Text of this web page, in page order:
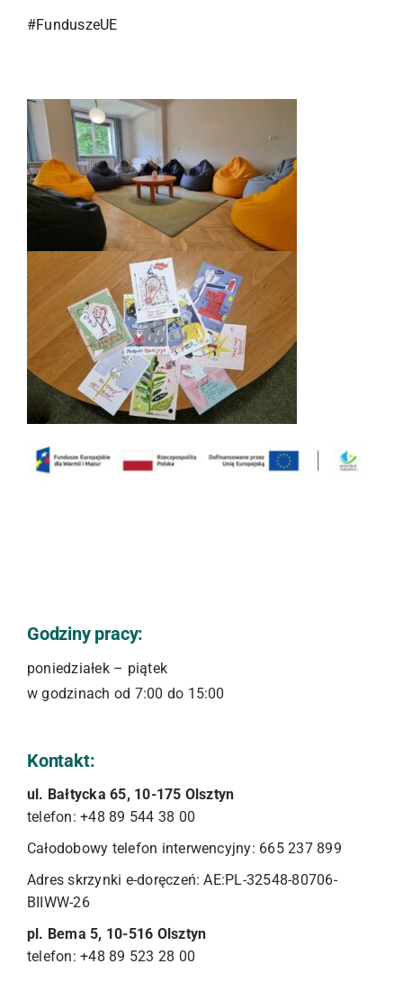
#FunduszeUE
Godziny pracy:
poniedziałek – piątek
w godzinach od 7:00 do 15:00
Kontakt:
ul. Bałtycka 65, 10-175 Olsztyn
telefon: +48 89 544 38 00
Całodobowy telefon interwencyjny: 665 237 899
Adres skrzynki e-doręczeń: AE:PL-32548-80706-
BIIWW-26
pl. Bema 5, 10-516 Olsztyn
telefon: +48 89 523 28 00